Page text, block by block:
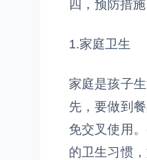
四，预防措施
1.家庭卫生
家庭是孩子
先，要做到
免交叉使用
的卫生习惯